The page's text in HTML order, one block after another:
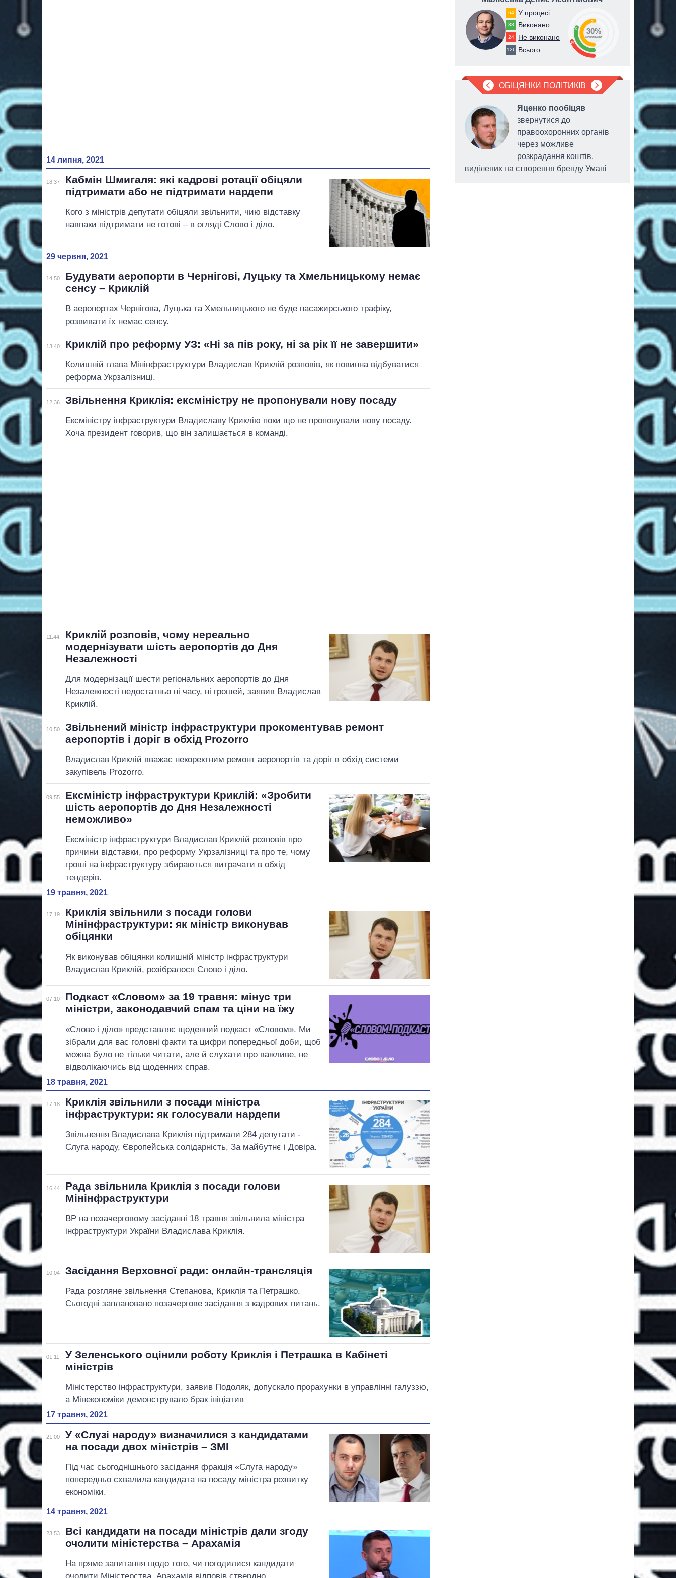
14 липня, 2021
18:37
Кабмін Шмигаля: які кадрові ротації обіцяли
підтримати або не підтримати нардепи
Кого з міністрів депутати обіцяли звільнити, чию відставку
навпаки підтримати не готові – в огляді Слово і діло.
29 червня, 2021
14:50
Будувати аеропорти в Чернігові, Луцьку та Хмельницькому немає
сенсу – Криклій
В аеропортах Чернігова, Луцька та Хмельницького не буде пасажирського трафіку,
розвивати їх немає сенсу.
13:40 Криклій про реформу УЗ: «Ні за пів року, ні за рік її не завершити»
Колишній глава Мінінфраструктури Владислав Криклій розповів, як повинна відбуватися
реформа Укрзалізниці.
12:36 Звільнення Криклія: ексміністру не пропонували нову посаду
Ексміністру інфраструктури Владиславу Криклію поки що не пропонували нову посаду.
Хоча президент говорив, що він залишається в команді.
11:44
Криклій розповів, чому нереально
модернізувати шість аеропортів до Дня
Незалежності
Для модернізації шести регіональних аеропортів до Дня
Незалежності недостатньо ні часу, ні грошей, заявив Владислав
Криклій.
10:50
Звільнений міністр інфраструктури прокоментував ремонт
аеропортів і доріг в обхід Prozorro
Владислав Криклій вважає некоректним ремонт аеропортів та доріг в обхід системи
закупівель Prozorro.
09:55
Ексміністр інфраструктури Криклій: «Зробити
шість аеропортів до Дня Незалежності
неможливо»
Ексміністр інфраструктури Владислав Криклій розповів про
причини відставки, про реформу Укрзалізниці та про те, чому
гроші на інфраструктуру збираються витрачати в обхід
тендерів.
19 травня, 2021
17:19
Криклія звільнили з посади голови
Мінінфраструктури: як міністр виконував
обіцянки
Як виконував обіцянки колишній міністр інфраструктури
Владислав Криклій, розібралося Слово і діло.
07:10
Подкаст «Словом» за 19 травня: мінус три
міністри, законодавчий спам та ціни на їжу
«Слово і діло» представляє щоденний подкаст «Словом». Ми
зібрали для вас головні факти та цифри попередньої доби, щоб
можна було не тільки читати, але й слухати про важливе, не
відволікаючись від щоденних справ.
18 травня, 2021
17:18
Криклія звільнили з посади міністра
інфраструктури: як голосували нардепи
Звільнення Владислава Криклія підтримали 284 депутати -
Слуга народу, Європейська солідарність, За майбутнє і Довіра.
16:44
Рада звільнила Криклія з посади голови
Мінінфраструктури
ВР на позачерговому засіданні 18 травня звільнила міністра
інфраструктури України Владислава Криклія.
10:04 Засідання Верховної ради: онлайн-трансляція
Рада розгляне звільнення Степанова, Криклія та Петрашко.
Сьогодні заплановано позачергове засідання з кадрових питань.
01:11
У Зеленського оцінили роботу Криклія і Петрашка в Кабінеті
міністрів
Міністерство інфраструктури, заявив Подоляк, допускало прорахунки в управлінні галуззю,
а Мінекономіки демонструвало брак ініціатив
17 травня, 2021
21:00
У «Слузі народу» визначилися з кандидатами
на посади двох міністрів – ЗМІ
Під час сьогоднішнього засідання фракція «Слуга народу»
попередньо схвалила кандидата на посаду міністра розвитку
економіки.
14 травня, 2021
23:53
Всі кандидати на посади міністрів дали згоду
очолити міністерства – Арахамія
На пряме запитання щодо того, чи погодилися кандидати
64 У процесі
38 Виконано
24 Не виконано
126 Всього
19
30
51
30%
виконано
ОБІЦЯНКИ ПОЛІТИКІВ
Яценко пообіцяв
звернутися до
правоохоронних органів
через можливе
розкрадання коштів,
виділених на створення бренду Умані